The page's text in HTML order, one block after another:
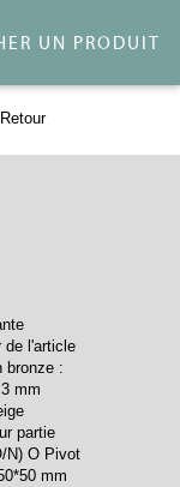
UN PRODUIT
de l'article
bronze :
mm
partie
N) O Pivot
mm